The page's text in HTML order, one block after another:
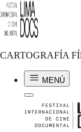
CARTOGRAFÍA
MENÚ
Alberto Durand
EN LA
1985 | 19 min | Perú